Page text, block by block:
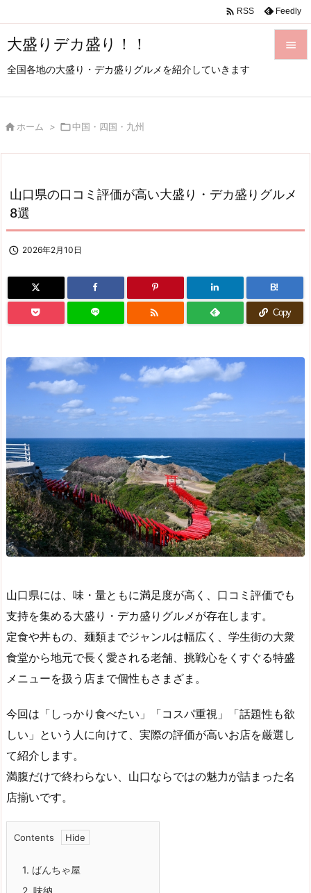
大盛りデカ盛り！！
全国各地の大盛り・デカ盛りグルメを紹介していきます

次へ
検索
 RSS Feedly
 ホーム > 中国・四国・九州
山口県の口コミ評価が高い大盛り・デカ盛りグルメ
8選
 2026年2月10日
B!
 Copy
山口県には、味・量ともに満足度が高く、口コミ評価でも
支持を集める大盛り・デカ盛りグルメが存在します。
定食や丼もの、麺類までジャンルは幅広く、学生街の大衆
食堂から地元で長く愛される老舗、挑戦心をくすぐる特盛
メニューを扱う店まで個性もさまざま。
今回は「しっかり食べたい」「コスパ重視」「話題性も欲
しい」という人に向けて、実際の評価が高いお店を厳選し
て紹介します。
満腹だけで終わらない、山口ならではの魅力が詰まった名
店揃いです。
Contents
1. ばんちゃ屋